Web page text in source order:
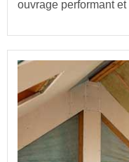
ouvrage performant et